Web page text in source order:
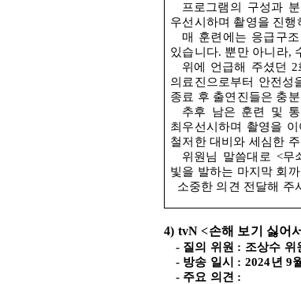
프로그램의 구성과
우선시하며 촬영을 진행
매 훈련에는 응급구
있습니다. 뿐만 아니라,
위에 언급해 주셨던
2
의료진으로부터 안전성
종료 후 출연진들은 충
추후 남은 훈련 및
최우선시하며 촬영을
철저한 대비와 세심한
위원님 말씀대로 <무
빛을 발하는 마지막 회
소중한 의견 전달해 주
4) tvN <손해 보기 싫어서
- 질의 위원 : 조상수 위
- 방송 일시 : 2024년9월
- 주요 의견 :